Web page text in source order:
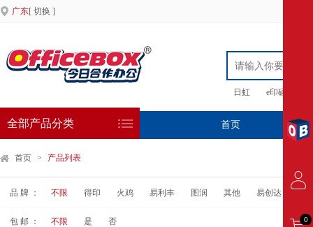
广东[ 切换 ]
日虹 e印硒鼓
全部产品分类 首页 专
首页 > 产品列表
品 牌 ： 不限 得印 火鸡 易利丰 图润 其他 易创达
包 邮 ： 不限 是 否 0